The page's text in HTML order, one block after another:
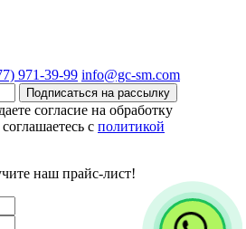
971-39-99 info@gc-sm.com
Подписаться на рассылку
согласие на обработку
c политикой
наш прайс-лист!